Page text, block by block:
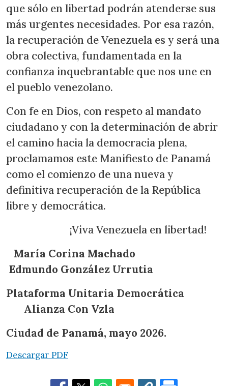
que sólo en libertad podrán atenderse sus
más urgentes necesidades. Por esa razón,
la recuperación de Venezuela es y será una
obra colectiva, fundamentada en la
confianza inquebrantable que nos une en
el pueblo venezolano.
Con fe en Dios, con respeto al mandato
ciudadano y con la determinación de abrir
el camino hacia la democracia plena,
proclamamos este Manifiesto de Panamá
como el comienzo de una nueva y
definitiva recuperación de la República
libre y democrática.
¡Viva Venezuela en libertad!
María Corina Machado
Edmundo González Urrutia
Plataforma Unitaria Democrática
Alianza Con Vzla
Ciudad de Panamá, mayo 2026.
Descargar PDF